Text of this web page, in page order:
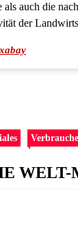
als auch die
der
WELT-